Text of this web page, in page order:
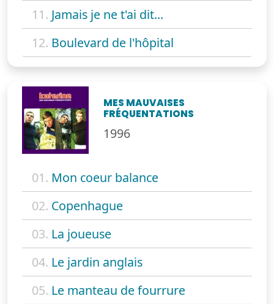
11. Jamais je ne t'ai dit...
12. Boulevard de l'hôpital
MES MAUVAISES
FRÉQUENTATIONS
1996
01. Mon coeur balance
02. Copenhague
03. La joueuse
04. Le jardin anglais
05. Le manteau de fourrure